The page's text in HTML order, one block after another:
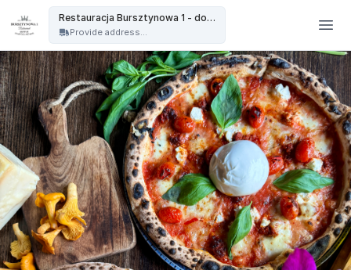
Restauracja Bursztynowa 1 - dowóz
Provide address...